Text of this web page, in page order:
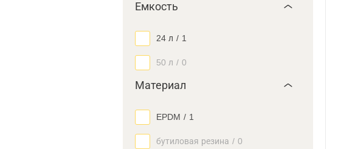
Емкость
24 л / 1
50 л / 0
Материал
EPDM / 1
бутиловая резина / 0